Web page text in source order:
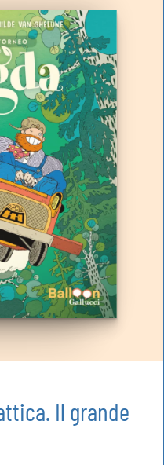
Il grande